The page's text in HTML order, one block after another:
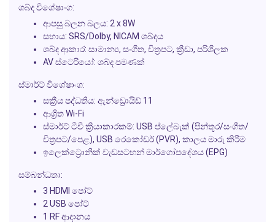
ශබ්ද විශේෂාංග:
ආපසු බලන බලය: 2 x 8W
සහාය: SRS/Dolby, NICAM ශබ්දය
ශබ්ද ආකාර: සාමාන්‍ය, සංගීත, චිත්‍රපට, ක්‍රීඩා, පරිශීලක
AV ස්ටෙරියෝ: ශබ්ද පමණක්
ස්මාර්ට් විශේෂාංග:
සක්‍රීය පද්ධතිය: ඇන්ඩ්‍රොයිඩ් 11
ආශ්‍රිත Wi-Fi
ස්මාර්ට් ටීවී ක්‍රියාකාරකම්: USB ප්ලේබැක් (පින්තූර/සංගීත/
චිත්‍රපට/පෙළ), USB රෙකෝඩර් (PVR), කාලය මාරු කිරීම
ඉලෙක්ට්‍රොනික් වැඩසටහන් මාර්ගෝපදේශය (EPG)
සම්බන්ධතා:
3 HDMI පෝට්
2 USB පෝට්
1 RF ආදානය